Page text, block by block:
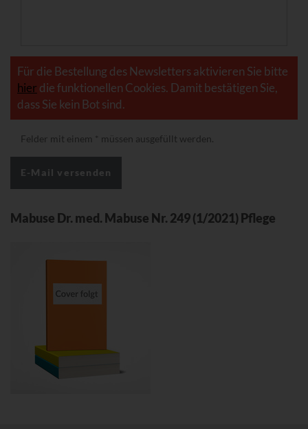
Für die Bestellung des Newsletters aktivieren Sie bitte
hier die funktionellen Cookies. Damit bestätigen Sie,
dass Sie kein Bot sind.
Felder mit einem müssen ausgefüllt werden.
Mabuse Dr. med. Mabuse Nr. 249 (1/2021) Pflege